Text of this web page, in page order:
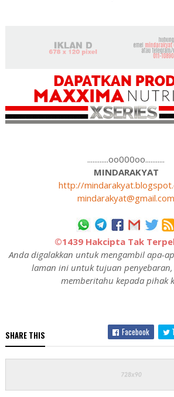
............oo000oo...........
MINDARAKYAT
http://
mindarakyat@gmail.com
©1439 Hakcipta Tak
Anda digalakkan untuk mengambil apa-
laman ini untuk tujuan
memberitahu kepada pihak
SHARE THIS Facebook